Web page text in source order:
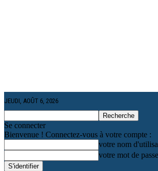
JEUDI, AOÛT 6, 2026
Se connecter
Bienvenue ! Connectez-vous à votre compte :
votre nom
votre mot de passe